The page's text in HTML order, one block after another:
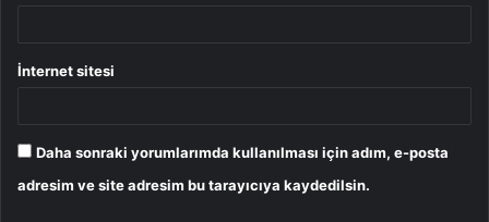
İnternet sitesi
Daha sonraki yorumlarımda kullanılması için adım, e-posta
adresim ve site adresim bu tarayıcıya kaydedilsin.